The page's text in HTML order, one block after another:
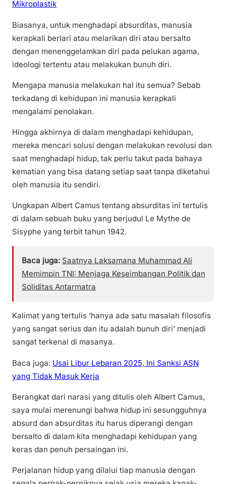
Mikroplastik
Biasanya, untuk menghadapi absurditas, manusia
kerapkali berlari atau melarikan diri atau bersalto
dengan menenggelamkan diri pada pelukan agama,
ideologi tertentu atau melakukan bunuh diri.
Mengapa manusia melakukan hal itu semua? Sebab
terkadang di kehidupan ini manusia kerapkali
mengalami penolakan.
Hingga akhirnya di dalam menghadapi kehidupan,
mereka mencari solusi dengan melakukan revolusi dan
saat menghadapi hidup, tak perlu takut pada bahaya
kematian yang bisa datang setiap saat tanpa diketahui
oleh manusia itu sendiri.
Ungkapan Albert Camus tentang absurditas ini tertulis
di dalam sebuah buku yang berjudul Le Mythe de
Sisyphe yang terbit tahun 1942.
Baca juga: Saatnya Laksamana Muhammad Ali
Memimpin TNI: Menjaga Keseimbangan Politik dan
Soliditas Antarmatra
Kalimat yang tertulis ‘hanya ada satu masalah filosofis
yang sangat serius dan itu adalah bunuh diri’ menjadi
sangat terkenal di masanya.
Baca juga: Usai Libur Lebaran 2025, Ini Sanksi ASN
yang Tidak Masuk Kerja
Berangkat dari narasi yang ditulis oleh Albert Camus,
saya mulai merenungi bahwa hidup ini sesungguhnya
absurd dan absurditas itu harus diperangi dengan
bersalto di dalam kita menghadapi kehidupan yang
keras dan penuh persaingan ini.
Perjalanan hidup yang dilalui tiap manusia dengan